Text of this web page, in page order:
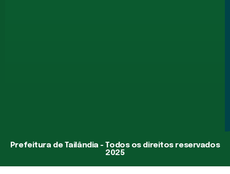
Prefeitura de Tailândia - Todos os direitos reservados
2025